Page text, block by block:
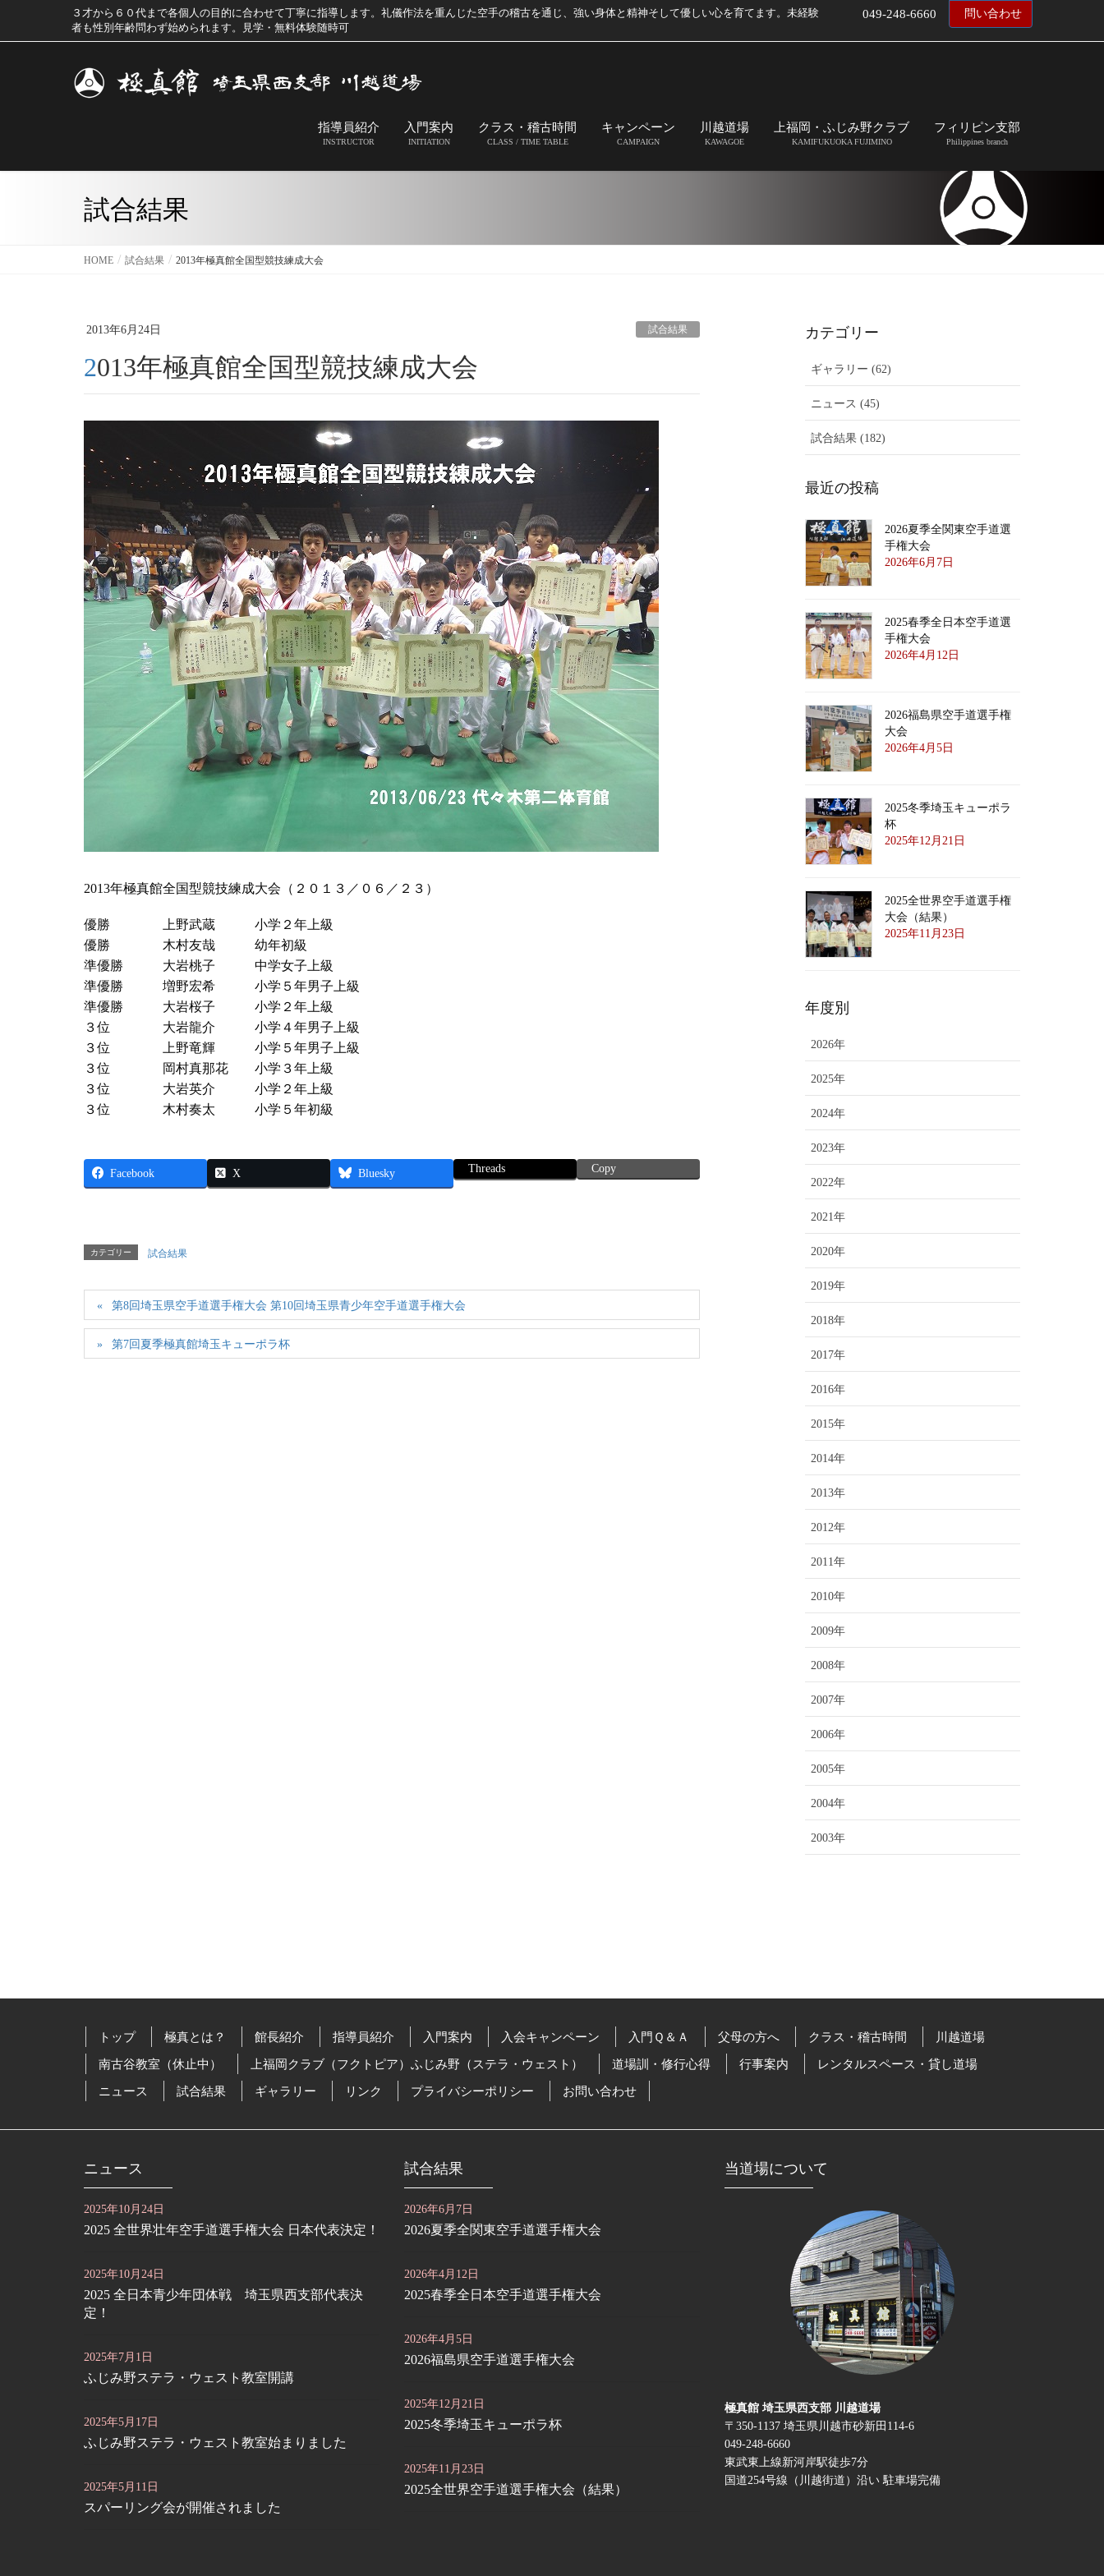
３才から６０代まで各個人の目的に合わせて丁寧に指導します。礼儀作法を重んじた空手の稽古を通じ、強い身体と精神そして優しい心を育てます。未経験
者も性別年齢問わず始められます。見学・無料体験随時可
049-248-6660 問い合わせ
指導員紹介
INSTRUCTOR
入門案内
INITIATION
クラス・稽古時間
CLASS / TIME TABLE
キャンペーン
CAMPAIGN
川越道場
KAWAGOE
上福岡・ふじみ野クラブ
KAMIFUKUOKA FUJIMINO
フィリピン支部
Philippines branch
試合結果
HOME 試合結果 2013年極真館全国型競技練成大会
2013年6月24日 試合結果
2013年極真館全国型競技練成大会
2013年極真館全国型競技練成大会（２０１３／０６／２３）
優勝 上野武蔵 小学２年上級
優勝 木村友哉 幼年初級
準優勝 大岩桃子 中学女子上級
準優勝 増野宏希 小学５年男子上級
準優勝 大岩桜子 小学２年上級
３位 大岩龍介 小学４年男子上級
３位 上野竜輝 小学５年男子上級
３位 岡村真那花 小学３年上級
３位 大岩英介 小学２年上級
３位 木村奏太 小学５年初級
Facebook X Bluesky Threads Copy
カテゴリー 試合結果
第8回埼玉県空手道選手権大会 第10回埼玉県青少年空手道選手権大会
第7回夏季極真館埼玉キューポラ杯
カテゴリー
ギャラリー (62)
ニュース (45)
試合結果 (182)
最近の投稿
2026夏季全関東空手道選
手権大会
2026年6月7日
2025春季全日本空手道選
手権大会
2026年4月12日
2026福島県空手道選手権
大会
2026年4月5日
2025冬季埼玉キューポラ
杯
2025年12月21日
2025全世界空手道選手権
大会（結果）
2025年11月23日
年度別
2026年
2025年
2024年
2023年
2022年
2021年
2020年
2019年
2018年
2017年
2016年
2015年
2014年
2013年
2012年
2011年
2010年
2009年
2008年
2007年
2006年
2005年
2004年
2003年
トップ 極真とは？ 館長紹介 指導員紹介 入門案内 入会キャンペーン 入門Ｑ＆Ａ 父母の方へ クラス・稽古時間
川越道場
南古谷教室（休止中）
上福岡クラブ（フクトピア）ふじみ野（ステラ・ウェスト） 道場訓・修行心得 行事案内
レンタルスペース・貸し道場
ニュース
試合結果 ギャラリー リンク プライバシーポリシー お問い合わせ
ニュース
2025年10月24日
2025 全世界壮年空手道選手権大会 日本代表決定！
2025年10月24日
2025 全日本青少年団体戦 埼玉県西支部代表決
定！
2025年7月1日
ふじみ野ステラ・ウェスト教室開講
2025年5月17日
ふじみ野ステラ・ウェスト教室始まりました
2025年5月11日
スパーリング会が開催されました
試合結果
2026年6月7日
2026夏季全関東空手道選手権大会
2026年4月12日
2025春季全日本空手道選手権大会
2026年4月5日
2026福島県空手道選手権大会
2025年12月21日
2025冬季埼玉キューポラ杯
2025年11月23日
2025全世界空手道選手権大会（結果）
当道場について
極真館 埼玉県西支部 川越道場
〒350-1137 埼玉県川越市砂新田114-6
049-248-6660
東武東上線新河岸駅徒歩7分
国道254号線（川越街道）沿い 駐車場完備